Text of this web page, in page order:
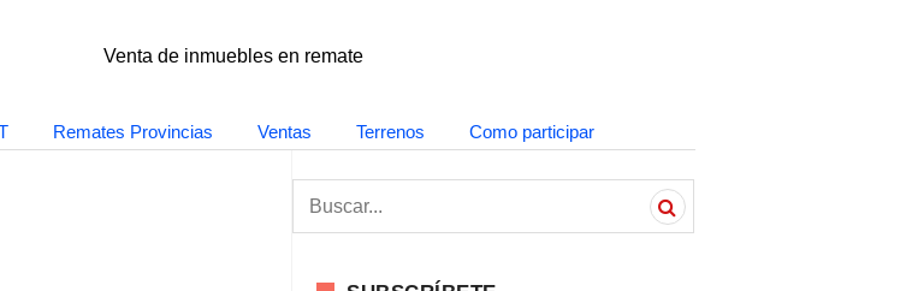
Venta de inmuebles en remate
Remates Provincias Ventas Terrenos Como participar
a